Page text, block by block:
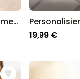
Personalisierbare Tasse Blumenkranz mit Foto und Text
19,99 €